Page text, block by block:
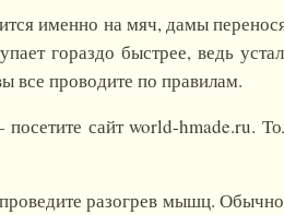
именно на мяч, дамы
гораздо быстрее, ведь
все проводите по правилам.
сайт world-hmade.ru.
разогрев мышц.